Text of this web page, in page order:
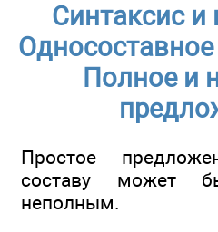
Синтаксис и
Полное и
Простое
составу может
неполным.